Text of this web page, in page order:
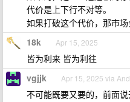
代价是上下行不对等。
如果打破这个代价，那市场
18k Apr 15, 2025
皆为利来 皆为利往
vgjjk Apr 15, 2025 via
不可能既要又要的，前面